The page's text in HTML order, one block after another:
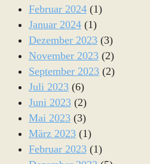
Februar 2024 (1)
Januar 2024 (1)
Dezember 2023 (3)
November 2023 (2)
September 2023 (2)
Juli 2023 (6)
Juni 2023 (2)
Mai 2023 (3)
März 2023 (1)
Februar 2023 (1)